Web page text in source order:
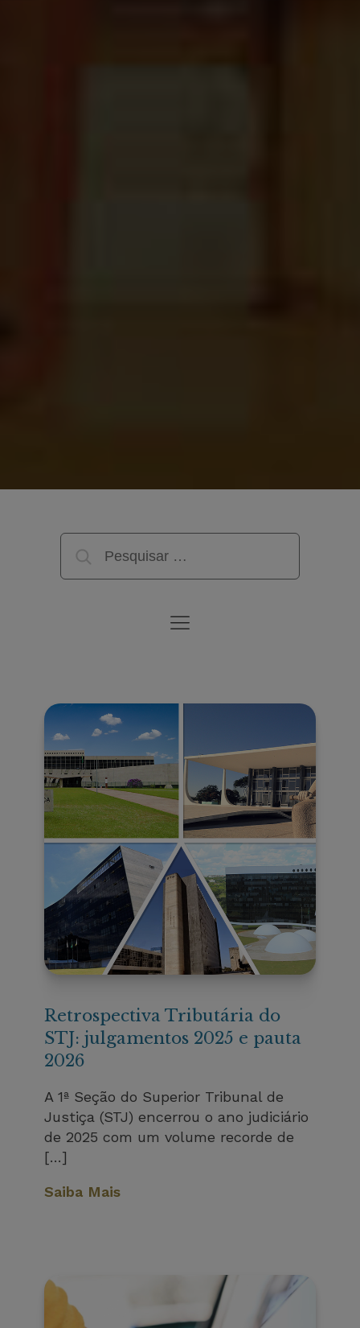
Pesquisar
por:
Retrospectiva Tributária do
STJ: julgamentos 2025 e pauta
2026
A 1ª Seção do Superior Tribunal de
Justiça (STJ) encerrou o ano judiciário
de 2025 com um volume recorde de
[…]
Saiba Mais